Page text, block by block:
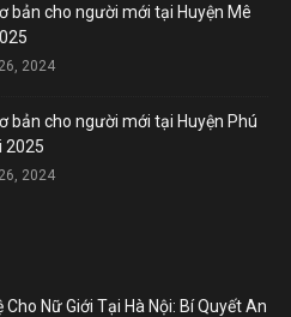
bản cho người mới tại Huyện Mê
2024
bản cho người mới tại Huyện Phú
2025
2024
Cho Nữ Giới Tại Hà Nội: Bí Quyết An